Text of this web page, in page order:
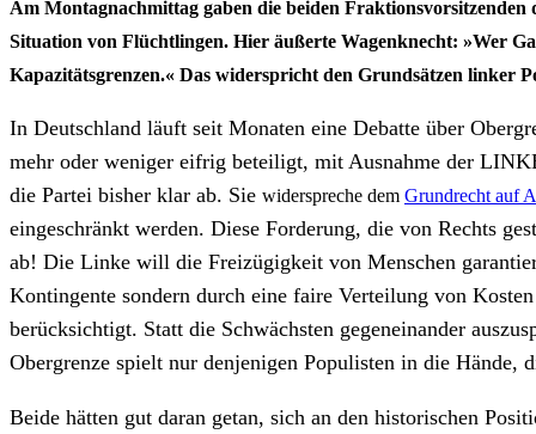
Am Montagnachmittag gaben die beiden
Situation von Flüchtlingen. Hier äußerte Wagenknecht: »Wer
Kapazitätsgrenzen.« Das widerspricht den Grundsätzen linker
In Deutschland läuft seit Monaten eine Debatte über
mehr oder weniger eifrig beteiligt, mit Ausnahme der
die Partei bisher klar ab. Sie widerspreche dem Grundrecht auf
eingeschränkt werden. Diese Forderung, die von Rechts
ab! Die Linke will die Freizügigkeit von Menschen
Kontingente sondern durch eine faire Verteilung von
berücksichtigt. Statt die Schwächsten gegeneinander
Obergrenze spielt nur denjenigen Populisten in die
Beide hätten gut daran getan, sich an den historischen